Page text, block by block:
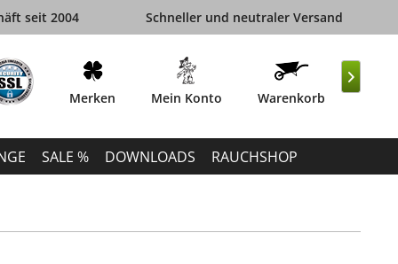
seit 2004 Schneller und neutraler Versand
Merken Mein Konto Warenkorb
SALE % DOWNLOADS RAUCHSHOP
